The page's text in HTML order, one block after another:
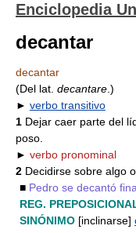
Enciclopedia
decantar
decantar
(Del lat. decantare .)
► verbo transitivo
1 Dejar caer parte del
poso.
► verbo pronominal
2 Decidirse sobre algo
■ Pedro se decantó
REG.
SINÓNIMO [inclinarse]